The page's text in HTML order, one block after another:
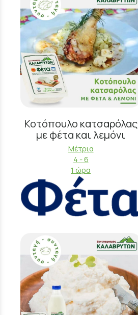
Κοτόπουλο κατσαρόλας
με φέτα και λεμόνι
Μέτρια
4 - 6
1 ώρα